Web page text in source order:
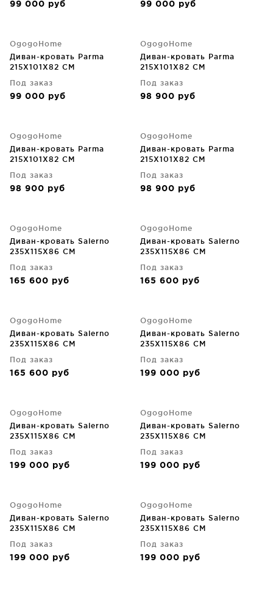
99 000 руб 99 000 руб
OgogoHome
Диван-кровать Parma
215X101X82 CM
Под заказ
99 000 руб
OgogoHome
Диван-кровать Parma
215X101X82 CM
Под заказ
98 900 руб
OgogoHome
Диван-кровать Parma
215X101X82 CM
Под заказ
98 900 руб
OgogoHome
Диван-кровать Parma
215X101X82 CM
Под заказ
98 900 руб
OgogoHome
Диван-кровать Salerno
235X115X86 CM
Под заказ
165 600 руб
OgogoHome
Диван-кровать Salerno
235X115X86 CM
Под заказ
165 600 руб
OgogoHome
Диван-кровать Salerno
235X115X86 CM
Под заказ
165 600 руб
OgogoHome
Диван-кровать Salerno
235X115X86 CM
Под заказ
199 000 руб
OgogoHome
Диван-кровать Salerno
235X115X86 CM
Под заказ
199 000 руб
OgogoHome
Диван-кровать Salerno
235X115X86 CM
Под заказ
199 000 руб
OgogoHome
Диван-кровать Salerno
235X115X86 CM
Под заказ
199 000 руб
OgogoHome
Диван-кровать Salerno
235X115X86 CM
Под заказ
199 000 руб